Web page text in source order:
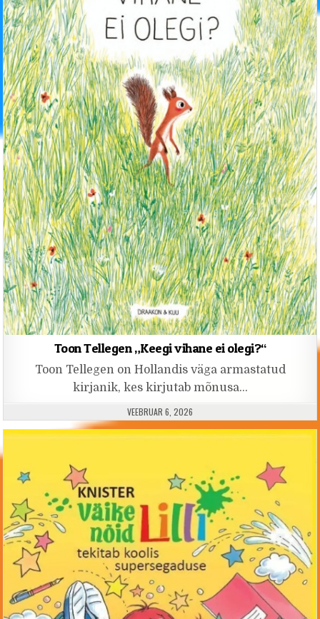
Toon Tellegen „Keegi vihane ei olegi?“
Toon Tellegen on Hollandis väga armastatud
kirjanik, kes kirjutab mõnusa…
PUBLISHED DATE:
VEEBRUAR 6, 2026